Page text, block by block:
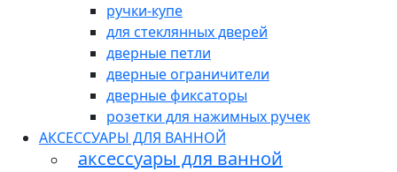
ручки-купе
для стеклянных дверей
дверные петли
дверные ограничители
дверные фиксаторы
розетки для нажимных ручек
АКСЕССУАРЫ ДЛЯ ВАННОЙ
аксессуары для ванной